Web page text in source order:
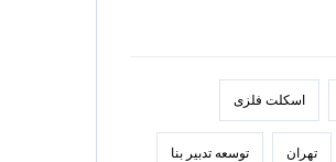
اسکلت فلزی
تهران توسعه تدبير بنا